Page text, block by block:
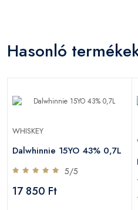
Hasonló
WHISKEY
Dalwhinnie 15YO 43% 0,7L
5/5
17 850 Ft